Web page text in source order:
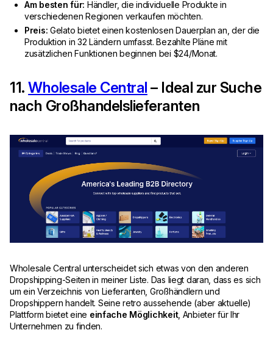
Am besten für: Händler, die individuelle Produkte in
verschiedenen Regionen verkaufen möchten.
Preis: Gelato bietet einen kostenlosen Dauerplan an, der die
Produktion in 32 Ländern umfasst. Bezahlte Pläne mit
zusätzlichen Funktionen beginnen bei $24/Monat.
11.Wholesale Central – Ideal zur Suche
nach Großhandelslieferanten
Wholesale Central unterscheidet sich etwas von den anderen
Dropshipping-Seiten in meiner Liste. Das liegt daran, dass es sich
um ein Verzeichnis von Lieferanten, Großhändlern und
Dropshippern handelt. Seine retro aussehende (aber aktuelle)
Plattform bietet eine einfache Möglichkeit, Anbieter für Ihr
Unternehmen zu finden.